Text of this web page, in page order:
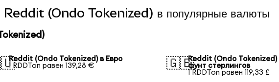
Reddit (Ondo Tokenized) в популярные валюты
Reddit (Ondo Tokenized) в Евро
1 RDDTon равен 139,28 €
🇬🇧Reddit (Ondo Tokenized)
фунт стерлингов
1 RDDTon равен 119,33 £